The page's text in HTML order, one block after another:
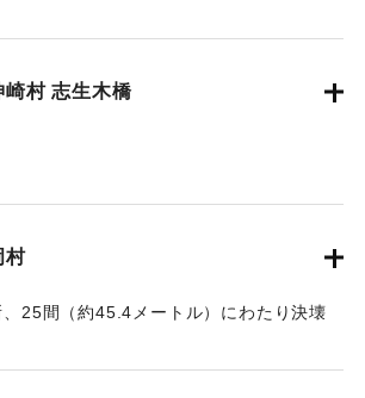
崎村 志生木橋
村
25間（約45.4メートル）にわたり決壊